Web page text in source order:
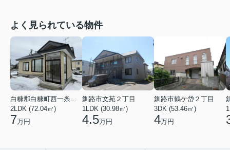
よく見られている物件
白糠郡白糠町西一条南４丁目
2LDK (72.04㎡)
7万円
釧路市文苑２丁目
1LDK (30.98㎡)
4.5万円
釧路市鶴ケ岱２丁目
3DK (53.46㎡)
4万円